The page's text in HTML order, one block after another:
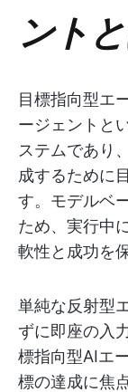
ント
目標指向型エ
ージェントと
ステムであり
成するために
す。モデルベ
ため、実行中
軟性と成功を
単純な反射型
ずに即座の入
標指向型AIエ
標の達成に焦